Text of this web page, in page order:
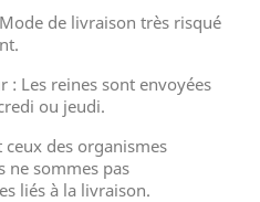
de livraison très risqué
Les reines sont envoyées
ou jeudi.
des organismes
ne sommes pas
liés à la livraison.